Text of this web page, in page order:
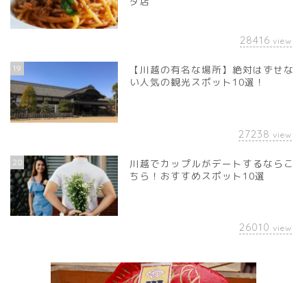
28416 view
19
【川越の有名な場所】絶対はずせな
い人気の観光スポット10選！
27238 view
20
川越でカップルがデートするならこ
ちら！おすすめスポット10選
26010 view